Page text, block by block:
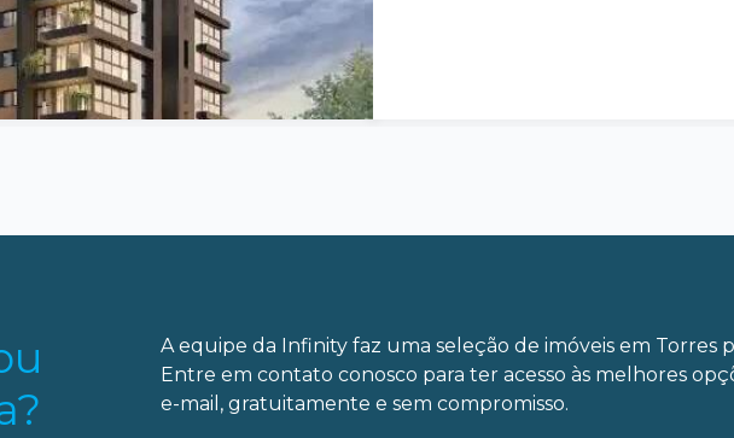
A equipe da Infinity faz uma seleção de imóveis em Torres
Entre em contato conosco para ter acesso às melhores
e-mail, gratuitamente e sem compromisso.